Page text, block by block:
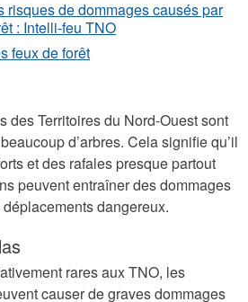
risques de dommages causés par
: Intelli-feu TNO
feux de forêt
des Territoires du Nord-Ouest sont
d’arbres. Cela signifie qu’il
et des rafales presque partout
peuvent entraîner des dommages
dangereux.
rares aux TNO, les
causer de graves dommages